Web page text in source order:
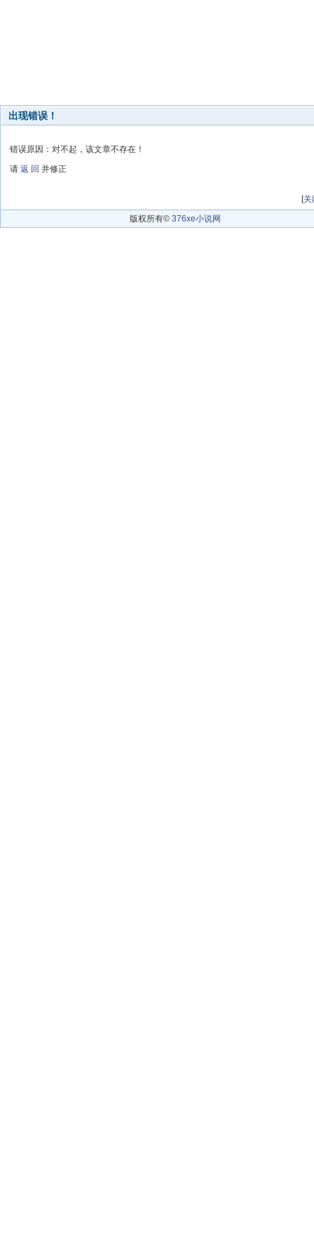
出现错误！
错误原因：对不起，该文章不存在！
请 返 回 并修正
[关
版权所有© 376xe小说网